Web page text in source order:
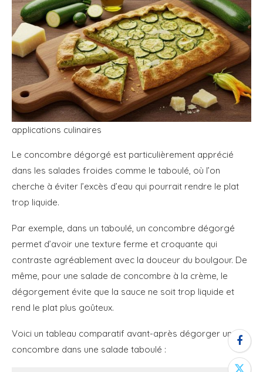
applications culinaires
Le concombre dégorgé est particulièrement apprécié
dans les salades froides comme le taboulé, où l’on
cherche à éviter l’excès d’eau qui pourrait rendre le plat
trop liquide.
Par exemple, dans un taboulé, un concombre dégorgé
permet d’avoir une texture ferme et croquante qui
contraste agréablement avec la douceur du boulgour. De
même, pour une salade de concombre à la crème, le
dégorgement évite que la sauce ne soit trop liquide et
rend le plat plus goûteux.
Voici un tableau comparatif avant-après dégorger un
concombre dans une salade taboulé :